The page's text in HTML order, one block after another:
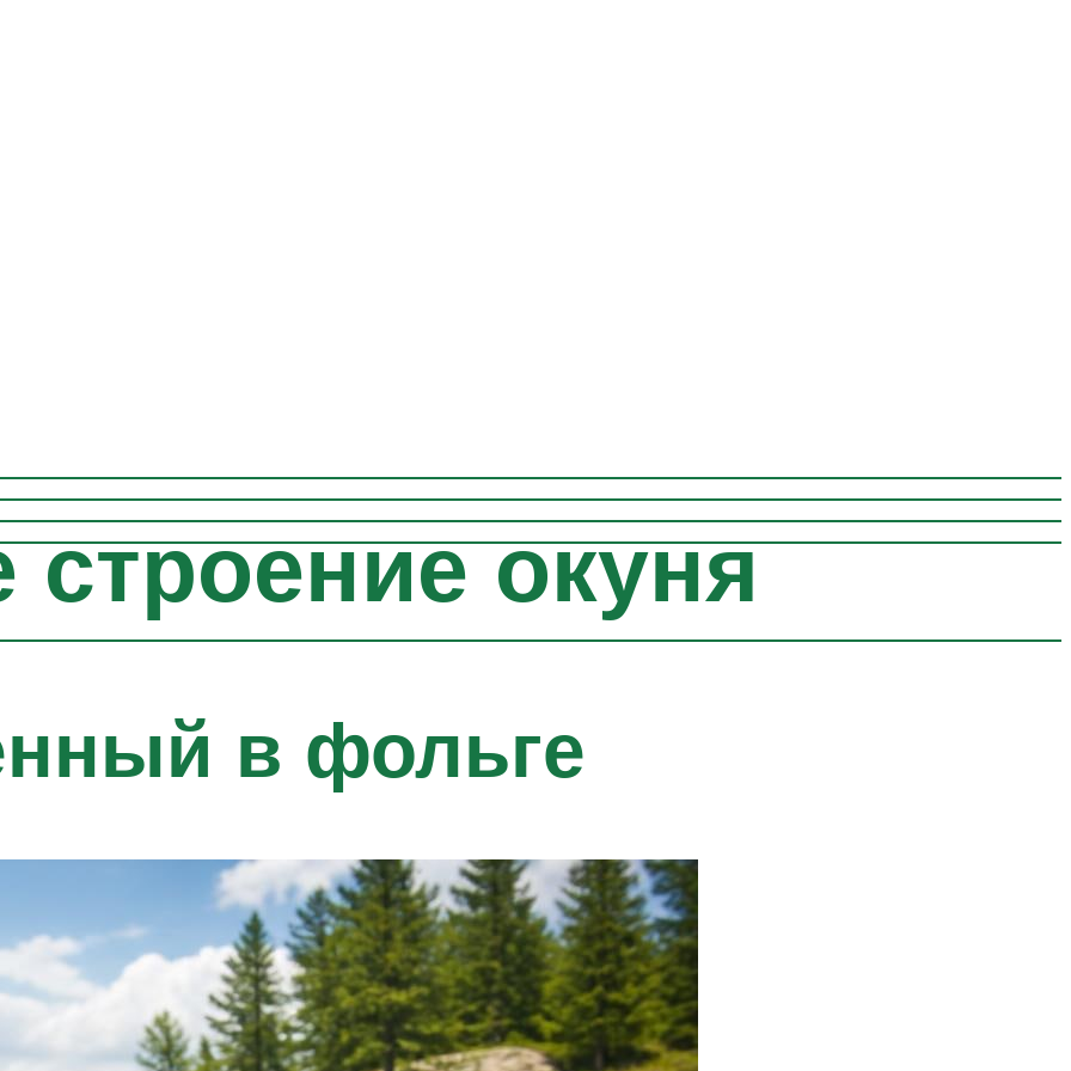
строение окуня
в фольге